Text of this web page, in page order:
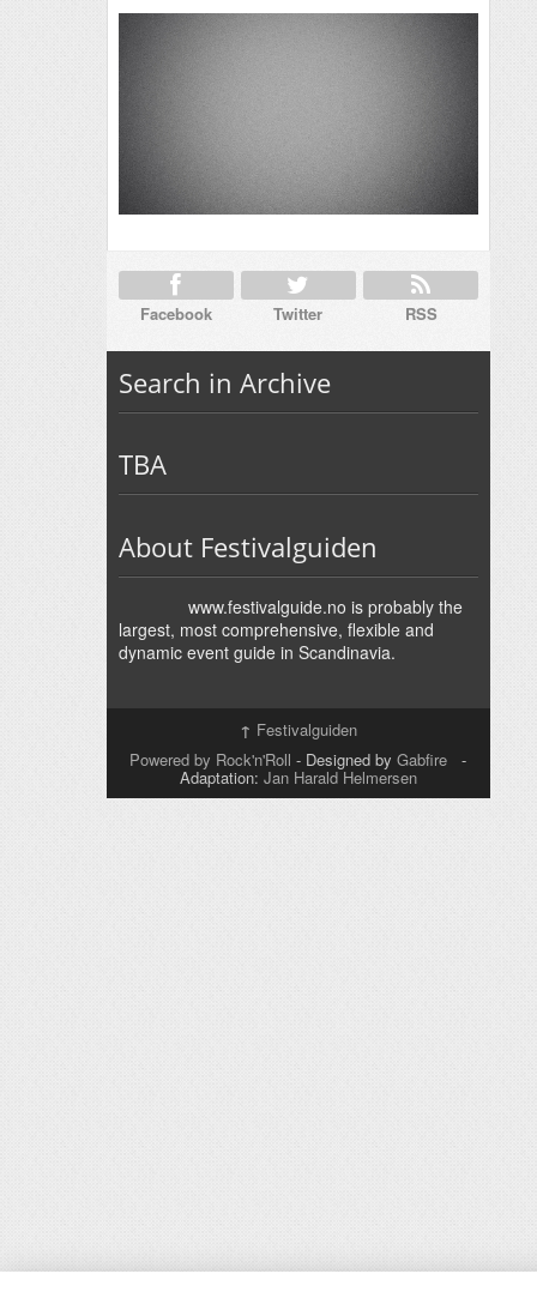
Facebook Twitter RSS
Search in Archive
TBA
About Festivalguiden
www.festivalguide.no is probably the
largest, most comprehensive, flexible and
dynamic event guide in Scandinavia.
↑ Festivalguiden
Powered by Rock'n'Roll - Designed by Gabfire -
Adaptation: Jan Harald Helmersen